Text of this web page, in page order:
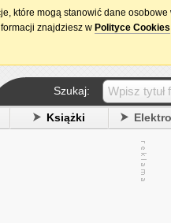
15. urodziny DataPremiery.pl
Szukaj:
Książki
które mogą stanowić dane
znajdziesz w Polityce Cookies